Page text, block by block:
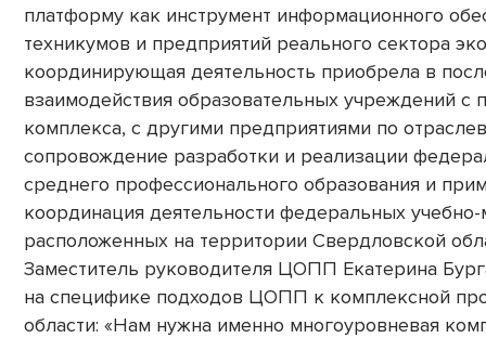
платформу как инструмент информационного
техникумов и предприятий реального сектора
координирующая деятельность приобрела в
взаимодействия образовательных учреждений
комплекса, с другими предприятиями по
сопровождение разработки и реализации
среднего профессионального образования и
координация деятельности федеральных
расположенных на территории Свердловской
Заместитель руководителя ЦОПП Екатерина
на специфике подходов ЦОПП к комплексной
области: «Нам нужна именно многоуровневая